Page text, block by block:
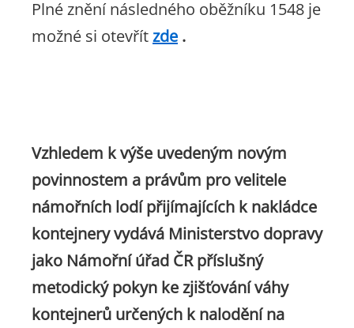
Plné znění následného oběžníku 1548 je
možné si otevřítzde .
Vzhledem k výše uvedeným novým
povinnostem a právům pro velitele
námořních lodí přijímajících k nakládce
kontejnery vydává Ministerstvo dopravy
jako Námořní úřad ČR příslušný
metodický pokyn ke zjišťování váhy
kontejnerů určených k nalodění na